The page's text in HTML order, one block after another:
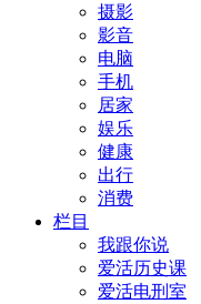
摄影
影音
电脑
手机
居家
娱乐
健康
出行
消费
栏目
我跟你说
爱活历史课
爱活电刑室